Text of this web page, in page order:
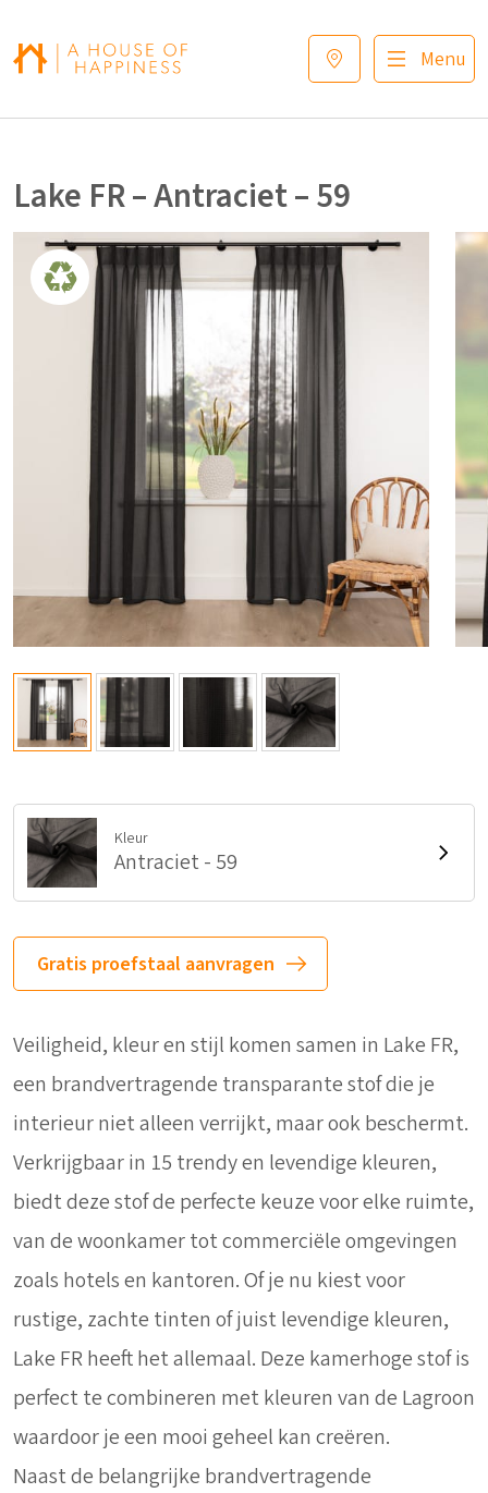
Menu
Lake FR – Antraciet – 59
Kleur
Antraciet - 59
Gratis proefstaal aanvragen
Veiligheid, kleur en stijl komen samen in Lake FR,
een brandvertragende transparante stof die je
interieur niet alleen verrijkt, maar ook beschermt.
Verkrijgbaar in 15 trendy en levendige kleuren,
biedt deze stof de perfecte keuze voor elke ruimte,
van de woonkamer tot commerciële omgevingen
zoals hotels en kantoren. Of je nu kiest voor
rustige, zachte tinten of juist levendige kleuren,
Lake FR heeft het allemaal. Deze kamerhoge stof is
perfect te combineren met kleuren van de Lagroon
waardoor je een mooi geheel kan creëren.
Naast de belangrijke brandvertragende